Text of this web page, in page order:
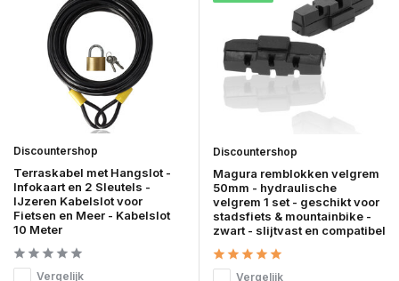
Discountershop
Terraskabel met Hangslot -
Infokaart en 2 Sleutels -
IJzeren Kabelslot voor
Fietsen en Meer - Kabelslot
10 Meter
Vergelijk
Discountershop
Magura remblokken velgrem
50mm - hydraulische
velgrem 1 set - geschikt voor
stadsfiets & mountainbike -
zwart - slijtvast en compatibel
Vergelijk